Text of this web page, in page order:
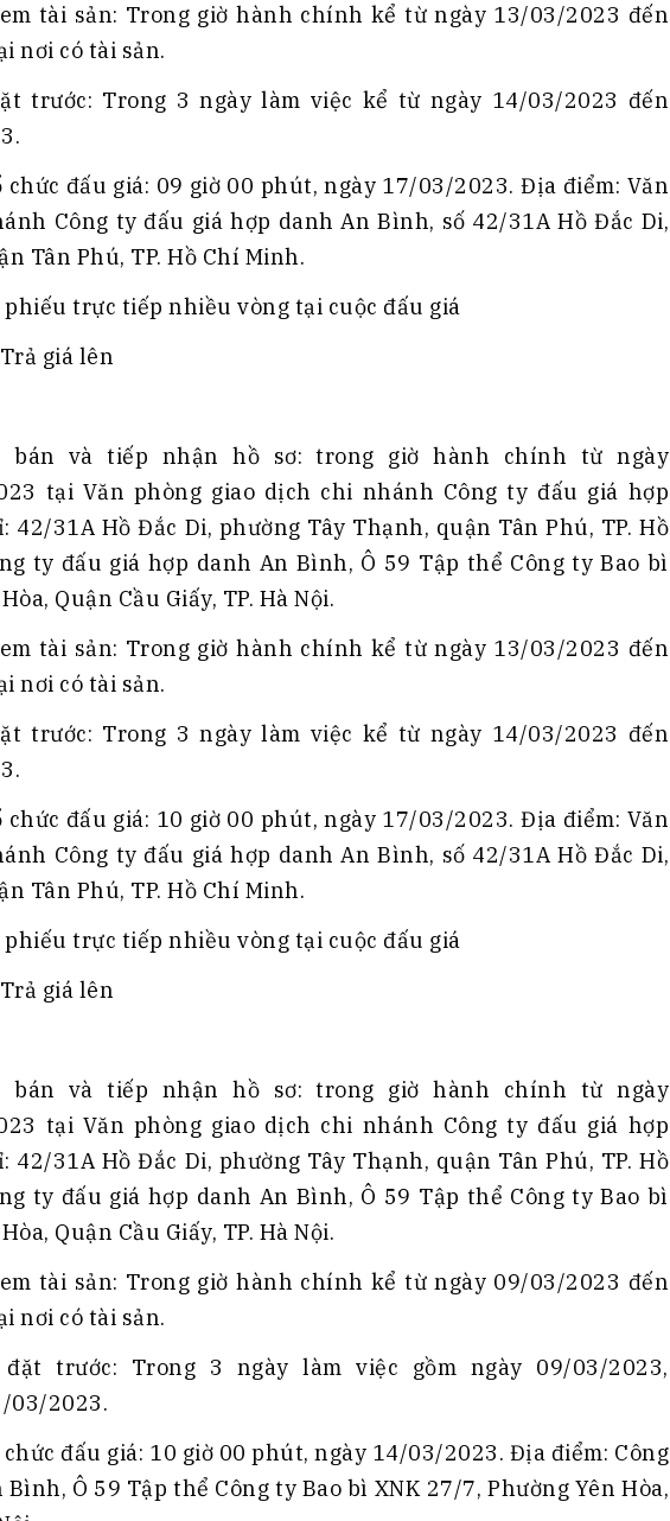
tài sản: Trong giờ hành chính kể từ ngày 13/03/2023 đến
nơi có tài sản.
trước: Trong 3 ngày làm việc kể từ ngày 14/03/2023 đến
đấu giá: 09 giờ 00 phút, ngày 17/03/2023. Địa điểm: Văn
Công ty đấu giá hợp danh An Bình, số 42/31A Hồ Đắc Di,
Tân Phú, TP. Hồ Chí Minh.
trực tiếp nhiều vòng tại cuộc đấu giá
giá lên
bán và tiếp nhận hồ sơ: trong giờ hành chính từ ngày
tại Văn phòng giao dịch chi nhánh Công ty đấu giá hợp
31A Hồ Đắc Di, phường Tây Thạnh, quận Tân Phú, TP. Hồ
ty đấu giá hợp danh An Bình, Ô 59 Tập thể Công ty Bao bì
Quận Cầu Giấy, TP. Hà Nội.
tài sản: Trong giờ hành chính kể từ ngày 13/03/2023 đến
nơi có tài sản.
trước: Trong 3 ngày làm việc kể từ ngày 14/03/2023 đến
đấu giá: 10 giờ 00 phút, ngày 17/03/2023. Địa điểm: Văn
Công ty đấu giá hợp danh An Bình, số 42/31A Hồ Đắc Di,
Tân Phú, TP. Hồ Chí Minh.
trực tiếp nhiều vòng tại cuộc đấu giá
giá lên
bán và tiếp nhận hồ sơ: trong giờ hành chính từ ngày
tại Văn phòng giao dịch chi nhánh Công ty đấu giá hợp
31A Hồ Đắc Di, phường Tây Thạnh, quận Tân Phú, TP. Hồ
ty đấu giá hợp danh An Bình, Ô 59 Tập thể Công ty Bao bì
Quận Cầu Giấy, TP. Hà Nội.
tài sản: Trong giờ hành chính kể từ ngày 09/03/2023 đến
nơi có tài sản.
trước: Trong 3 ngày làm việc gồm ngày 09/03/2023,
03/2023.
đấu giá: 10 giờ 00 phút, ngày 14/03/2023. Địa điểm: Công
Ô 59 Tập thể Công ty Bao bì XNK 27/7, Phường Yên Hòa,